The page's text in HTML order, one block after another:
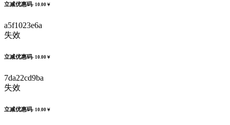
立减优惠码- 10.00￥
a5f1023e6a
失效
立减优惠码- 10.00￥
7da22cd9ba
失效
立减优惠码- 10.00￥